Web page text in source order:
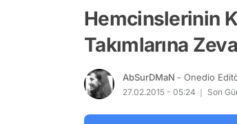
Hemcinslerinin
Takımlarına
AbSurDMaN - Onedio
27.02.2015 - 05:24 Son